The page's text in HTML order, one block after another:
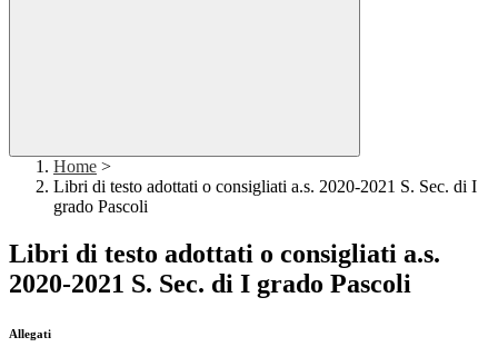
Home >
Libri di testo adottati o consigliati a.s. 2020-2021 S. Sec. di I
grado Pascoli
Libri di testo adottati o consigliati a.s.
2020-2021 S. Sec. di I grado Pascoli
Allegati